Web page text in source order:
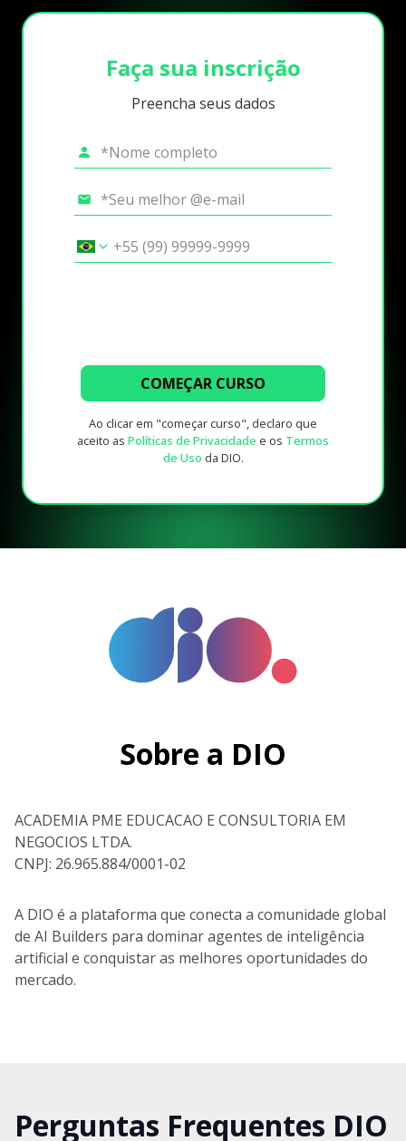
Faça sua inscrição
Preencha seus dados
COMEÇAR CURSO
Ao clicar em "começar curso", declaro que
aceito as Políticas de Privacidade e os Termos
de Uso da DIO.
Sobre a DIO
ACADEMIA PME EDUCACAO E CONSULTORIA EM
NEGOCIOS LTDA.
CNPJ: 26.965.884/0001-02
A DIO é a plataforma que conecta a comunidade global
de AI Builders para dominar agentes de inteligência
artificial e conquistar as melhores oportunidades do
mercado.
Perguntas Frequentes DIO